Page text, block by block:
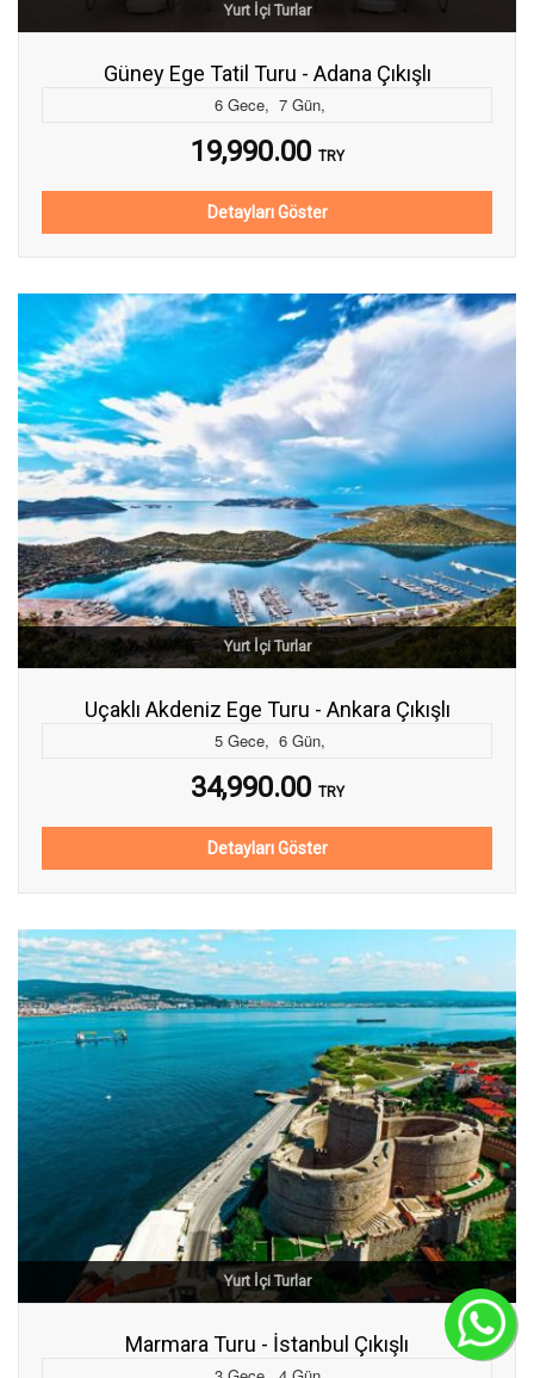
Yurt İçi Turlar
Güney Ege Tatil Turu - Adana Çıkışlı
6 Gece, 7 Gün,
19,990.00 TRY
Detayları Göster
Yurt İçi Turlar
Uçaklı Akdeniz Ege Turu - Ankara Çıkışlı
5 Gece, 6 Gün,
34,990.00 TRY
Detayları Göster
Yurt İçi Turlar
Marmara Turu - İstanbul Çıkışlı
C